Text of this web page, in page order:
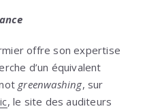
offre son expertise
d’un équivalent
greenwashing, sur
, le site des auditeurs